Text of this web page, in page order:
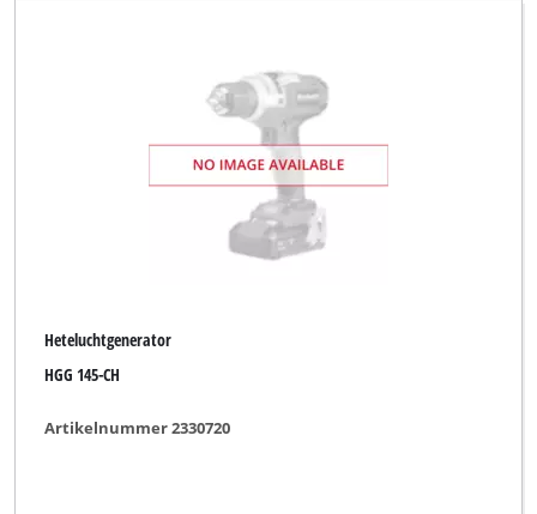
Heteluchtgenerator
HGG 145-CH
Artikelnummer 2330720